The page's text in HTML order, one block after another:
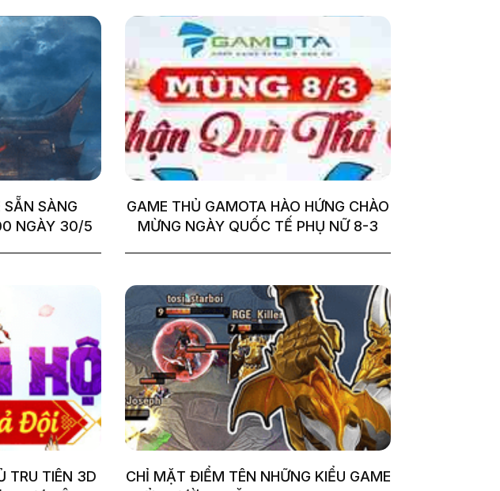
SẴN SÀNG
NGÀY 30/5
GAME THỦ GAMOTA HÀO HỨNG CHÀO
MỪNG NGÀY QUỐC TẾ PHỤ NỮ 8-3
TRU TIÊN 3D
CHỈ MẶT ĐIỂM TÊN NHỮNG KIỂU GAME